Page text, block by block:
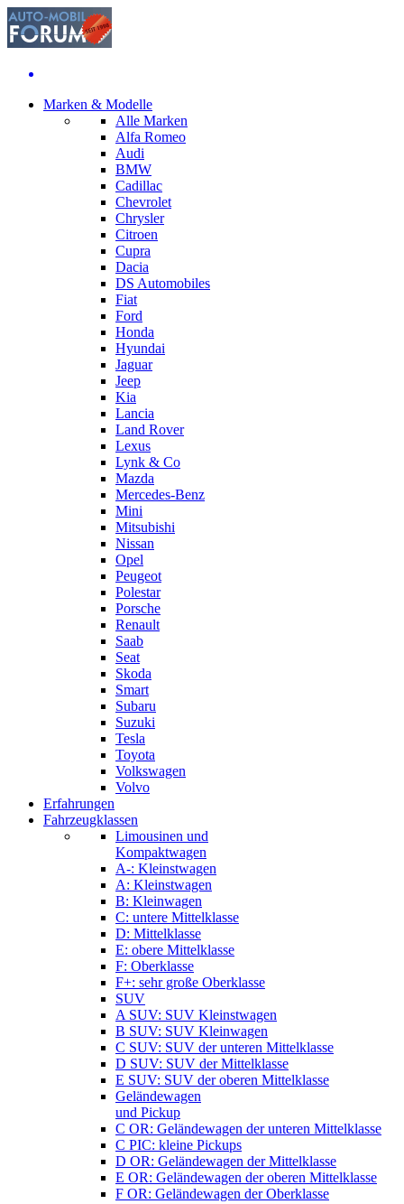
Marken & Modelle
Alle Marken
Alfa Romeo
Audi
BMW
Cadillac
Chevrolet
Chrysler
Citroen
Cupra
Dacia
DS Automobiles
Fiat
Ford
Honda
Hyundai
Jaguar
Jeep
Kia
Lancia
Land Rover
Lexus
Lynk & Co
Mazda
Mercedes-Benz
Mini
Mitsubishi
Nissan
Opel
Peugeot
Polestar
Porsche
Renault
Saab
Seat
Skoda
Smart
Subaru
Suzuki
Tesla
Toyota
Volkswagen
Volvo
Erfahrungen
Fahrzeugklassen
Limousinen und
Kompaktwagen
A-: Kleinstwagen
A: Kleinstwagen
B: Kleinwagen
C: untere Mittelklasse
D: Mittelklasse
E: obere Mittelklasse
F: Oberklasse
F+: sehr große Oberklasse
SUV
A SUV: SUV Kleinstwagen
B SUV: SUV Kleinwagen
C SUV: SUV der unteren Mittelklasse
D SUV: SUV der Mittelklasse
E SUV: SUV der oberen Mittelklasse
Geländewagen
und Pickup
C OR: Geländewagen der unteren Mittelklasse
C PIC: kleine Pickups
D OR: Geländewagen der Mittelklasse
E OR: Geländewagen der oberen Mittelklasse
F OR: Geländewagen der Oberklasse